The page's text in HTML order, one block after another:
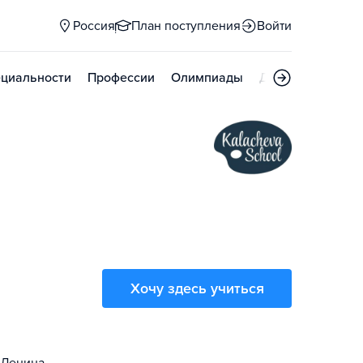
Россия План поступления Войти
Профессии Олимпиады Дни открытых
Хочу здесь учиться